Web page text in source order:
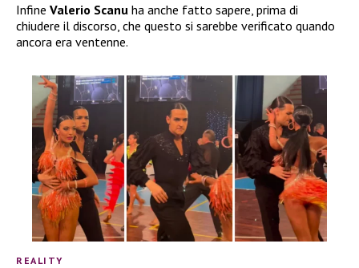
Infine Valerio Scanu ha anche fatto sapere, prima di
chiudere il discorso, che questo si sarebbe verificato quando
ancora era ventenne.
REALITY